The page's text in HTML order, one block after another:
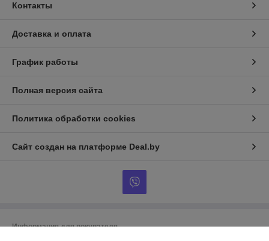
Контакты
Доставка и оплата
График работы
Полная версия сайта
Политика обработки cookies
Сайт создан на платформе Deal.by
Информация для покупателя